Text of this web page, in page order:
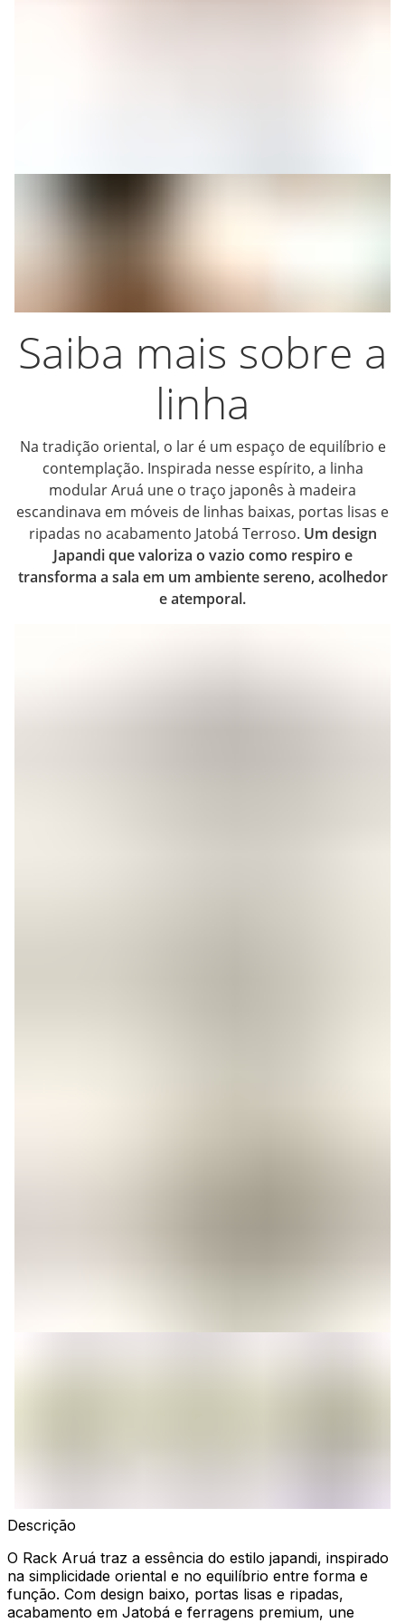
Saiba mais sobre a
linha
Na tradição oriental, o lar é um espaço de equilíbrio e
contemplação. Inspirada nesse espírito, a linha
modular Aruá une o traço japonês à madeira
escandinava em móveis de linhas baixas, portas lisas e
ripadas no acabamento Jatobá Terroso. Um design
Japandi que valoriza o vazio como respiro e
transforma a sala em um ambiente sereno, acolhedor
e atemporal.
Descrição
O Rack Aruá traz a essência do estilo japandi, inspirado
na simplicidade oriental e no equilíbrio entre forma e
função. Com design baixo, portas lisas e ripadas,
acabamento em Jatobá e ferragens premium, une